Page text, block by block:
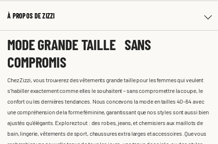
À PROPOS DE ZIZZI
MODE GRANDE TAILLE SANS
COMPROMIS
Chez Zizzi, vous trouverez des vêtements grande taille pour les femmes qui veulent
s'habiller exactement comme elles le souhaitent – sans compromettre la coupe, le
confort ou les dernières tendances. Nous concevons la mode en tailles 40-64 avec
une compréhension de la forme féminine, garantissant que nos styles sont aussi bien
ajustés qu'élégants. Explorez tout : des robes, jeans, et chemisiers aux maillots de
bain, lingerie, vêtements de sport, chaussures extra larges et accessoires. Que vous